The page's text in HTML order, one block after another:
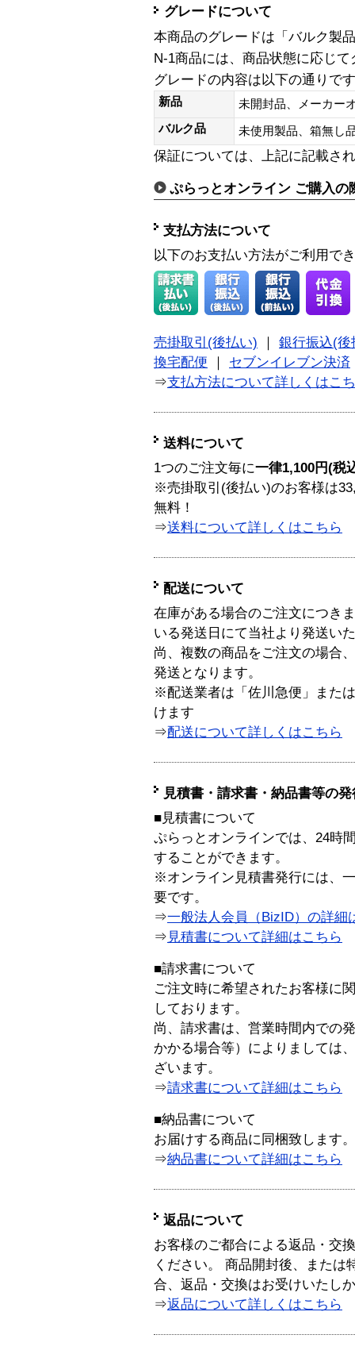
グレードについて
本商品のグレードは「バルク製
N-1商品には、商品状態に応じ
グレードの内容は以下の通りで
新品
未開封品、メーカー
バルク品
未使用製品、箱無
保証については、上記に記載さ
ぷらっとオンライン ご購入の
支払方法について
以下のお支払い方法がご利用で
売掛取引(後払い)
銀行振込(後
換宅配便
セブンイレブン決済
⇒支払方法について詳しくはこ
送料について
1つのご注文毎に一律1,100円(税
※売掛取引(後払い)のお客様は
無料！
⇒送料について詳しくはこちら
配送について
在庫がある場合のご注文につき
いる発送日にて当社より発送い
尚、複数の商品をご注文の場合
発送となります。
※配送業者は「佐川急便」また
けます
⇒配送について詳しくはこちら
見積書・請求書・納品書等の
■見積書について
ぷらっとオンラインでは、24時
することができます。
※オンライン見積書発行には、
要です。
⇒一般法人会員（BizID）の詳細
⇒ 見積書について詳細はこちら
■請求書について
ご注文時に希望されたお客様に
しております。
尚、請求書は、営業時間内での
かかる場合等）によりましては
ざいます。
⇒請求書について詳細はこちら
■納品書について
お届けする商品に同梱致します。
⇒納品書について詳細はこちら
返品について
お客様のご都合による返品・交
ください。 商品開封後、または
合、返品・交換はお受けいたし
⇒返品について詳しくはこちら